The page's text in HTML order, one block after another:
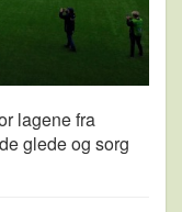
lagene fra
glede og sorg